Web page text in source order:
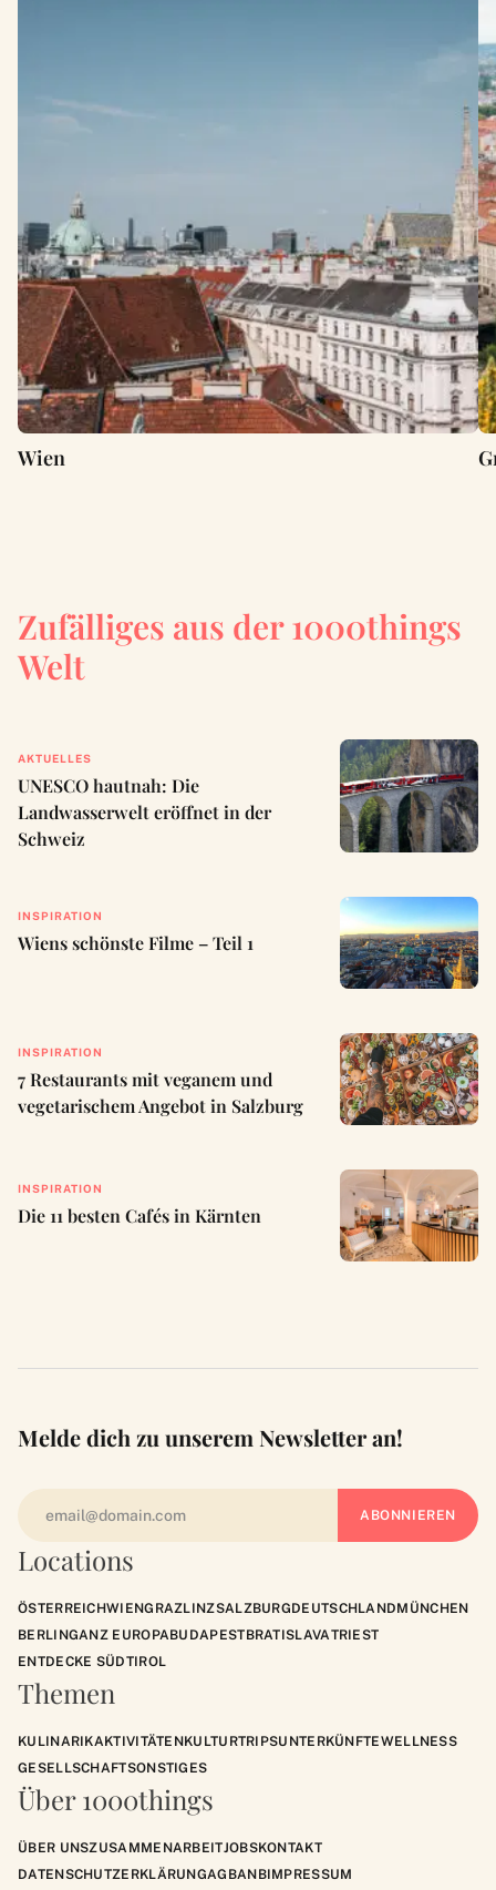
Wien
Zufälliges aus der 1000things
Welt
AKTUELLES
UNESCO hautnah: Die
Landwasserwelt eröffnet in der
Schweiz
INSPIRATION
Wiens schönste Filme – Teil 1
INSPIRATION
7 Restaurants mit veganem und
vegetarischem Angebot in Salzburg
INSPIRATION
Die 11 besten Cafés in Kärnten
Locations
ÖSTERREICHWIENGRAZLINZSALZBURGDEUTSCHLANDMÜNCHEN
BERLINGANZ EUROPABUDAPESTBRATISLAVATRIEST
ENTDECKE SÜDTIROL
Themen
KULINARIKAKTIVITÄTENKULTURTRIPSUNTERKÜNFTEWELLNESS
GESELLSCHAFTSONSTIGES
Über 1000things
ÜBER UNSZUSAMMENARBEITJOBSKONTAKT
DATENSCHUTZERKLÄRUNGAGBANBIMPRESSUM
Melde dich zu unserem Newsletter an!